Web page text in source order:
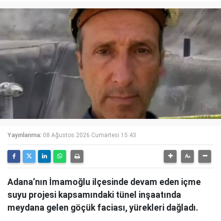
Yayınlanma: 08 Ağustos 2026 Cumartesi 15:43
Adana’nın İmamoğlu ilçesinde devam eden içme
suyu projesi kapsamındaki tünel inşaatında
meydana gelen göçük faciası, yürekleri dağladı.